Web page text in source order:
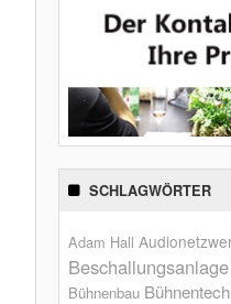
SCHLAGWÖRTER
Adam Hall
Beschallungsanlage
Bühnenbau